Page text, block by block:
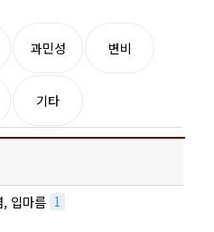
과민성 변비
기타
, 입마름 1